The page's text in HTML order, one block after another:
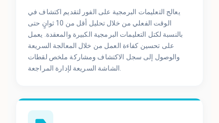
يعالج التعليمات البرمجية على الفور لتقديم اكتشاف في
الوقت الفعلي من خلال تحليل أقل من 10 ثوانٍ حتى
بالنسبة لكتل ​​التعليمات البرمجية الكبيرة والمعقدة. يعمل
على تحسين كفاءة العمل من خلال المعالجة السريعة
والوصول إلى سجل الاكتشاف ومشاركة ملخص لقطات